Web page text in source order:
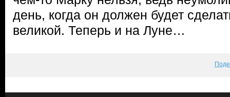
день, когда он должен будет
великой. Теперь и на Луне…